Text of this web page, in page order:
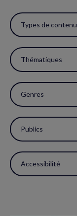
ces
filtres
pour
réactualiser
la
page.
Types de contenu
Thématiques
Genres
Publics
Accessibilité